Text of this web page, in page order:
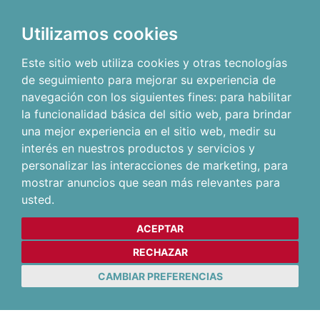
Utilizamos cookies
Este sitio web utiliza cookies y otras tecnologías
de seguimiento para mejorar su experiencia de
navegación con los siguientes fines: para habilitar
la funcionalidad básica del sitio web, para brindar
una mejor experiencia en el sitio web, medir su
interés en nuestros productos y servicios y
personalizar las interacciones de marketing, para
mostrar anuncios que sean más relevantes para
usted.
ACEPTAR
RECHAZAR
CAMBIAR PREFERENCIAS